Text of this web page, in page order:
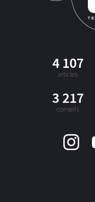
4 107
articles
3 217
conseils